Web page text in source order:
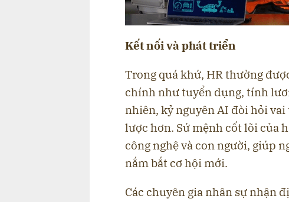
Kết nối và phát triển
Trong quá khứ, HR thường
chính như tuyển dụng, tính
nhiên, kỷ nguyên AI đòi hỏi
lược hơn. Sứ mệnh cốt lõi của
công nghệ và con người, giúp
nắm bắt cơ hội mới.
Các chuyên gia nhân sự nhận